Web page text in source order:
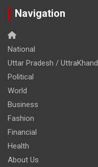
Navigation
National
Uttar Pradesh / UttraKhand
Political
World
Business
Fashion
Financial
Health
About Us